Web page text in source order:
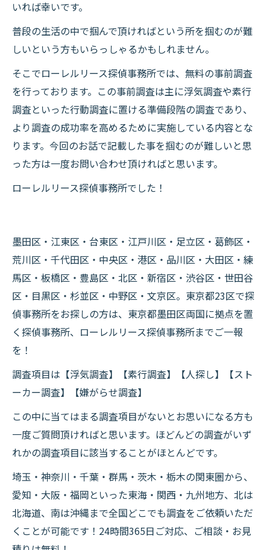
いれば幸いです。
普段の生活の中で掴んで頂ければという所を掴むのが難
しいという方もいらっしゃるかもしれません。
そこでローレルリース探偵事務所では、無料の事前調査
を行っております。この事前調査は主に浮気調査や素行
調査といった行動調査に置ける準備段階の調査であり、
より調査の成功率を高めるために実施している内容とな
ります。今回のお話で記載した事を掴むのが難しいと思
った方は一度お問い合わせ頂ければと思います。
ローレルリース探偵事務所でした！
墨田区・江東区・台東区・江戸川区・足立区・葛飾区・
荒川区・千代田区・中央区・港区・品川区・大田区・練
馬区・板橋区・豊島区・北区・新宿区・渋谷区・世田谷
区・目黒区・杉並区・中野区・文京区。東京都23区で探
偵事務所をお探しの方は、東京都墨田区両国に拠点を置
く探偵事務所、ローレルリース探偵事務所までご一報
を！
調査項目は【浮気調査】【素行調査】【人探し】【スト
ーカー調査】【嫌がらせ調査】
この中に当てはまる調査項目がないとお思いになる方も
一度ご質問頂ければと思います。ほどんどの調査がいず
れかの調査項目に該当することがほとんどです。
埼玉・神奈川・千葉・群馬・茨木・栃木の関東圏から、
愛知・大阪・福岡といった東海・関西・九州地方、北は
北海道、南は沖縄まで全国どこでも調査をご依頼いただ
くことが可能です！24時間365日ご対応、ご相談・お見